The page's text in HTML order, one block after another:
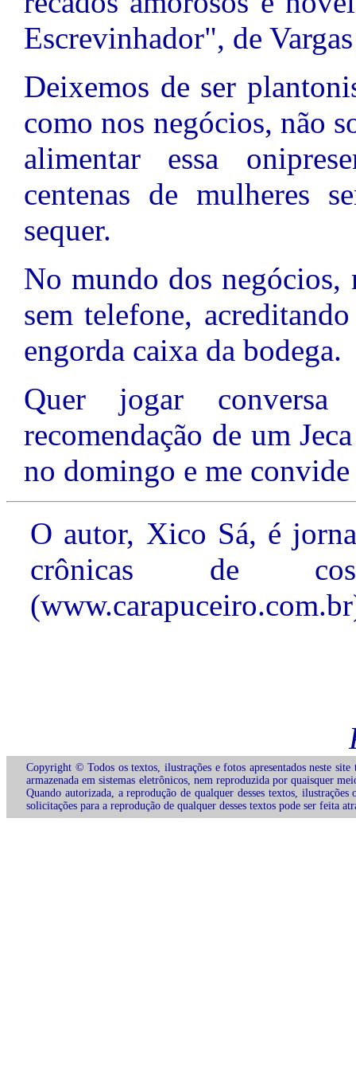
Escrevinhador", de
Deixemos de ser
como nos negócios, não
alimentar essa
centenas de mulheres
sequer.
No mundo dos negócios,
sem telefone,
engorda caixa da bodega.
Quer jogar
recomendação de um
no domingo e me
O autor, Xico Sá, é
crônicas de
Copyright © Todos os textos, ilustrações e fotos apresentados neste
armazenada em sistemas eletrônicos, nem reproduzida por quaisquer
Quando autorizada, a reprodução de qualquer desses textos,
solicitações para a reprodução de qualquer desses textos pode ser feita